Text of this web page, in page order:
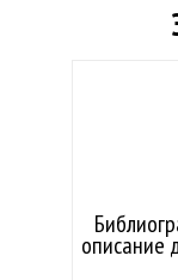
описание